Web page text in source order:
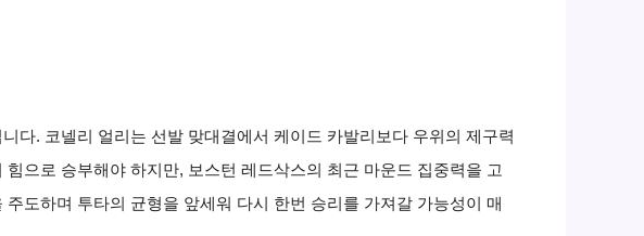
다. 코넬리 얼리는 선발 맞대결에서 케이드 카발리보다 우위의 제구력
으로 승부해야 하지만, 보스턴 레드삭스의 최근 마운드 집중력을 고
도하며 투타의 균형을 앞세워 다시 한번 승리를 가져갈 가능성이 매